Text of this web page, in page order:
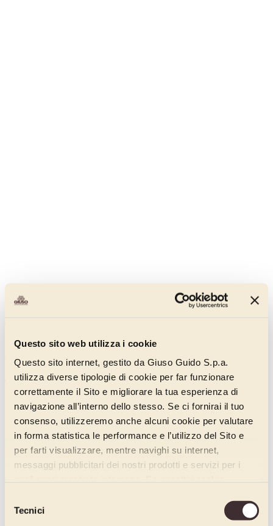
Questo sito web utilizza i cookie
Questo sito internet, gestito da Giuso Guido S.p.a.
utilizza diverse tipologie di cookie per far funzionare
correttamente il Sito e migliorare la tua esperienza di
navigazione all’interno dello stesso. Se ci fornirai il tuo
consenso, utilizzeremo anche alcuni cookie per valutare
in forma statistica le performance e l’utilizzo del Sito e
per farti visualizzare, mentre navighi su internet,
messaggi pubblicitari dei nostri prodotti e servizi per i
delTecnici
Passata oro albicocca forno
50% di albicocche. Mantiene la forma in cottura e non fuoriesce da
Scopri di più